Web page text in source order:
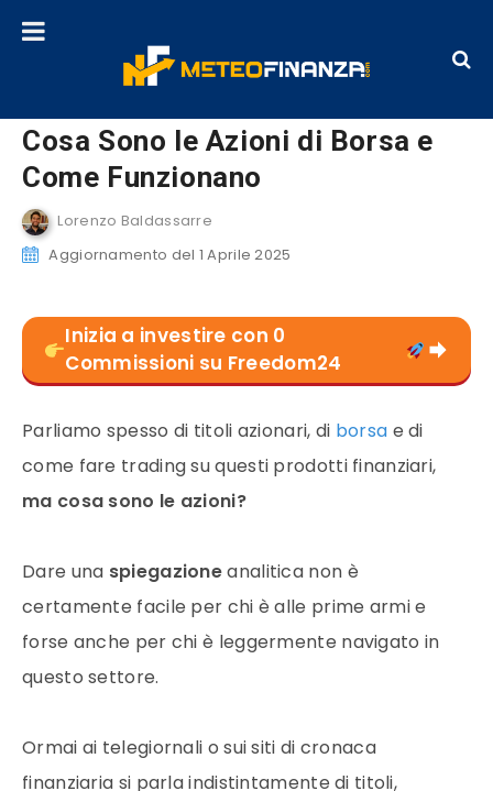
Cosa Sono le Azioni di Borsa e
Come Funzionano
Lorenzo Baldassarre
Aggiornamento del 1 Aprile 2025
Inizia a investire con 0
Commissioni su Freedom24
Parliamo spesso di titoli azionari, di borsa e di
come fare trading su questi prodotti finanziari,
ma cosa sono le azioni?
Dare una spiegazioneanalitica non è
certamente facile per chi è alle prime armi e
forse anche per chi è leggermente navigato in
questo settore.
Ormai ai telegiornali o sui siti di cronaca
finanziaria si parla indistintamente di titoli,